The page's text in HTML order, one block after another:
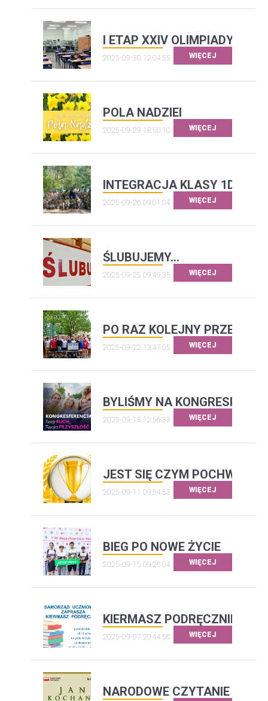
I ETAP XXIV OLIMPIADY
2025-09-30 12:04:55 WIĘCEJ
POLA NADZIEI
2025-09-29 18:50:10 WIĘCEJ
INTEGRACJA KLASY 1D
2025-09-26 09:01:04 WIĘCEJ
ŚLUBUJEMY...
2025-09-25 09:49:35 WIĘCEJ
PO RAZ KOLEJNY
2025-09-22 13:47:05 WIĘCEJ
BYLIŚMY NA
2025-09-18 12:56:33 WIĘCEJ
JEST SIĘ CZYM
2025-09-11 09:54:53 WIĘCEJ
BIEG PO NOWE ŻYCIE
2025-09-15 09:26:04 WIĘCEJ
KIERMASZ PODRĘCZNIKÓW
2025-09-07 20:44:56 WIĘCEJ
NARODOWE CZYTANIE 2025